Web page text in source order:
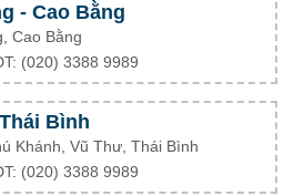
- Cao Bằng
Cao Bằng
(020) 3388 9989
Bình
Khánh, Vũ Thư, Thái Bình
(020) 3388 9989